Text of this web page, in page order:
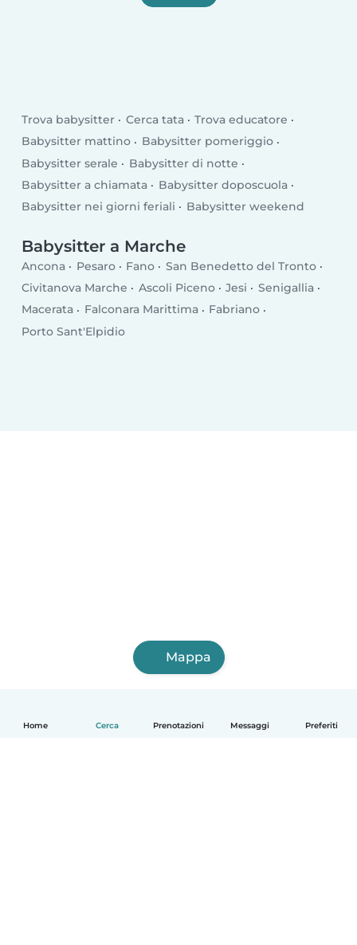
Home Cerca Prenotazioni Messaggi Preferiti
Trova babysitter Cerca tata
Trova educatore
Babysitter mattino
Babysitter pomeriggio
Babysitter serale
Babysitter di notte
Babysitter a chiamata
Babysitter doposcuola
Babysitter nei giorni feriali
Babysitter weekend
Babysitter a Marche
Ancona Pesaro Fano
San Benedetto del Tronto
Civitanova Marche
Ascoli Piceno Jesi
Senigallia
Macerata
Falconara Marittima
Fabriano
Porto Sant'Elpidio
Mappa